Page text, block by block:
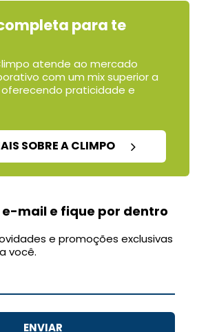
para te
atende ao mercado
com um mix superior a
praticidade e
SOBRE A CLIMPO
mail e fique por dentro
e promoções exclusivas
você.
ENVIAR